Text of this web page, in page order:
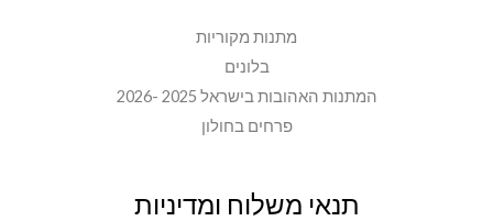
מתנות מקוריות
בלונים
המתנות האהובות בישראל 2025 -2026
פרחים בחולון
תנאי משלוח ומדיניות